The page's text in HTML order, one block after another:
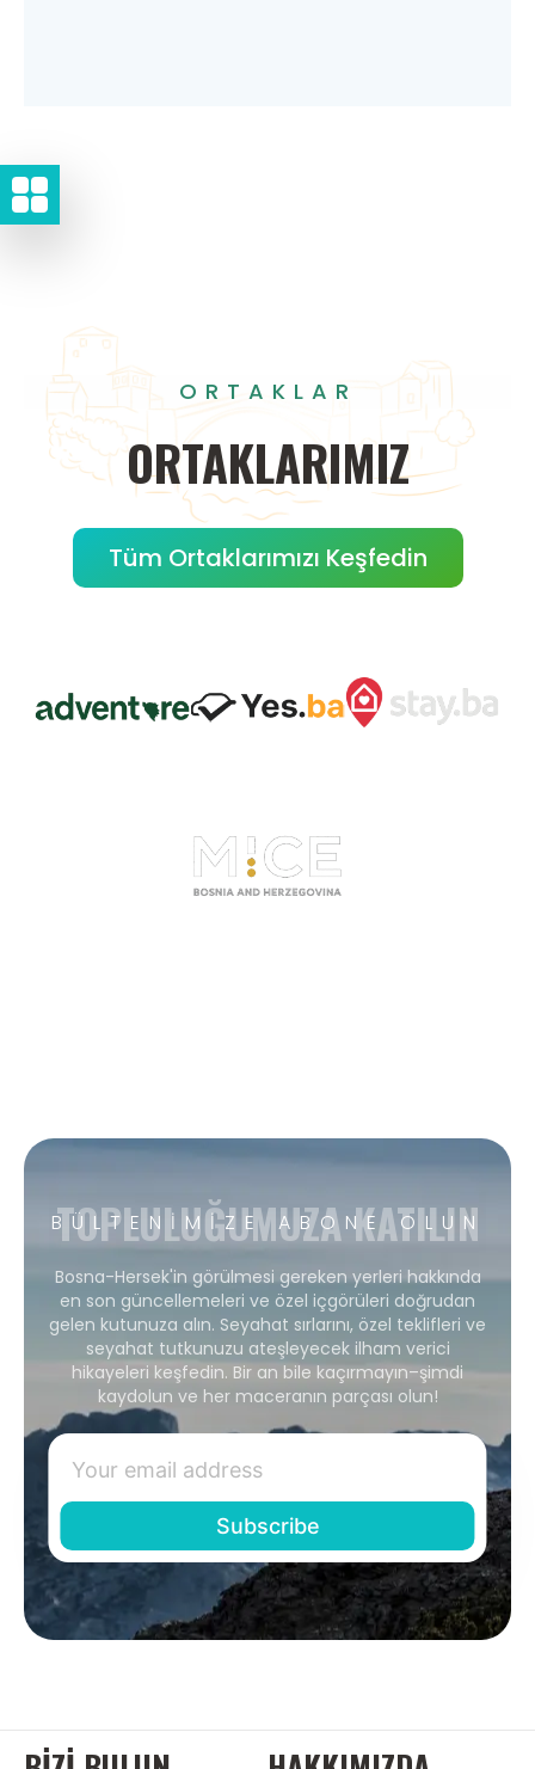
ORTAKLAR
ORTAKLARIMIZ
Tüm Ortaklarımızı Keşfedin
BÜLTENIMIZE ABONE OLUN
TOPLULUĞUMUZA KATILIN
Bosna-Hersek'in görülmesi gereken yerleri hakkında
en son güncellemeleri ve özel içgörüleri doğrudan
gelen kutunuza alın. Seyahat sırlarını, özel teklifleri ve
seyahat tutkunuzu ateşleyecek ilham verici
hikayeleri keşfedin. Bir an bile kaçırmayın–şimdi
kaydolun ve her maceranın parçası olun!